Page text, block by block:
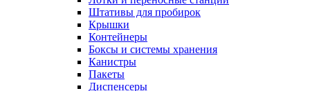
Штативы для пробирок
Крышки
Контейнеры
Боксы и системы хранения
Канистры
Пакеты
Диспенсеры